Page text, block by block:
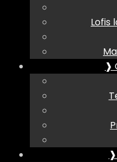
Lofis
❱